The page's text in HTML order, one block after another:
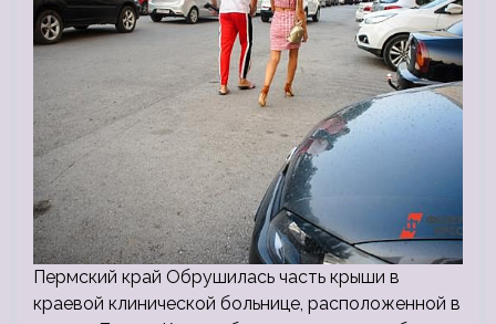
Пермский край Обрушилась часть крыши в
краевой клинической больнице, расположенной в